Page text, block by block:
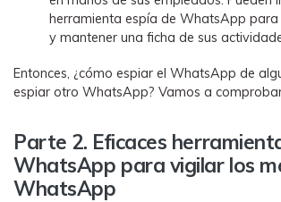
herramienta espía de WhatsApp para
y mantener una ficha de sus
Entonces, ¿cómo espiar el WhatsApp de
espiar otro WhatsApp? Vamos a
Parte 2. Eficaces
WhatsApp para vigilar los
WhatsApp